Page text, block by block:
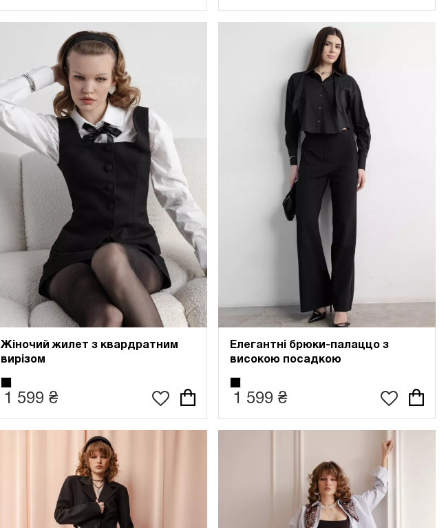
Жіночий жилет з квардратним
вирізом
1 599 ₴
Елегантні брюки-палаццо з
високою посадкою
1 599 ₴